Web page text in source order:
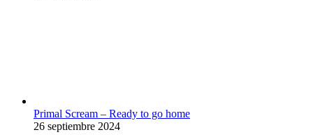
Primal Scream – Ready to go home
26 septiembre 2024